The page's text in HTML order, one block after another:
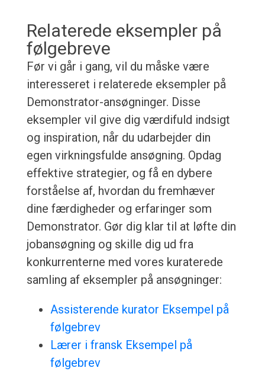
Relaterede eksempler på
følgebreve
Før vi går i gang, vil du måske være
interesseret i relaterede eksempler på
Demonstrator-ansøgninger. Disse
eksempler vil give dig værdifuld indsigt
og inspiration, når du udarbejder din
egen virkningsfulde ansøgning. Opdag
effektive strategier, og få en dybere
forståelse af, hvordan du fremhæver
dine færdigheder og erfaringer som
Demonstrator. Gør dig klar til at løfte din
jobansøgning og skille dig ud fra
konkurrenterne med vores kuraterede
samling af eksempler på ansøgninger:
Assisterende kurator Eksempel på
følgebrev
Lærer i fransk Eksempel på
følgebrev